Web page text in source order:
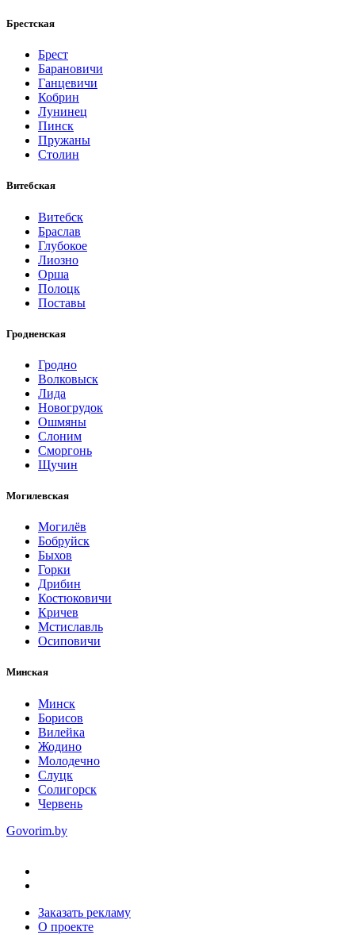
Брестская
Брест
Барановичи
Ганцевичи
Кобрин
Лунинец
Пинск
Пружаны
Столин
Витебская
Витебск
Браслав
Глубокое
Лиозно
Орша
Полоцк
Поставы
Гродненская
Гродно
Волковыск
Лида
Новогрудок
Ошмяны
Слоним
Сморгонь
Щучин
Могилевская
Могилёв
Бобруйск
Быхов
Горки
Дрибин
Костюковичи
Кричев
Мстиславль
Осиповичи
Минская
Минск
Борисов
Вилейка
Жодино
Молодечно
Слуцк
Солигорск
Червень
Govorim.by
Заказать рекламу
О проекте